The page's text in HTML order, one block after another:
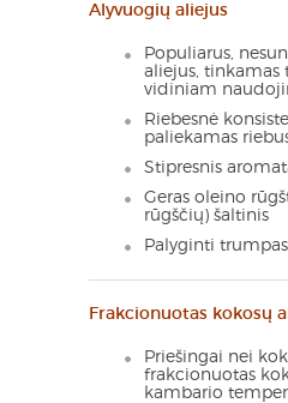
Alyvuogių aliejus
Populiarus,
aliejus, tinkamas
vidiniam
Riebesnė
paliekamas
Stipresnis
Geras oleino
rūgščių) šaltinis
Palyginti
Frakcionuotas kokosų
Priešingai nei
frakcionuotas
kambario